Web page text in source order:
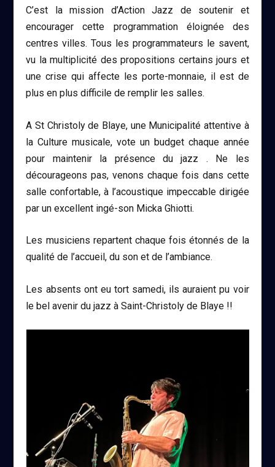
C’est la mission d’Action Jazz de soutenir et
encourager cette programmation éloignée des
centres villes. Tous les programmateurs le savent,
vu la multiplicité des propositions certains jours et
une crise qui affecte les porte-monnaie, il est de
plus en plus difficile de remplir les salles.
A St Christoly de Blaye, une Municipalité attentive à
la Culture musicale, vote un budget chaque année
pour maintenir la présence du jazz . Ne les
décourageons pas, venons chaque fois dans cette
salle confortable, à l’acoustique impeccable dirigée
par un excellent ingé-son Micka Ghiotti.
Les musiciens repartent chaque fois étonnés de la
qualité de l’accueil, du son et de l’ambiance.
Les absents ont eu tort samedi, ils auraient pu voir
le bel avenir du jazz à Saint-Christoly de Blaye !!